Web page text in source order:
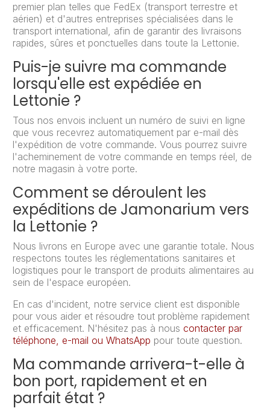
premier plan telles que FedEx (transport terrestre et
aérien) et d'autres entreprises spécialisées dans le
transport international, afin de garantir des livraisons
rapides, sûres et ponctuelles dans toute la Lettonie.
Puis-je suivre ma commande
lorsqu'elle est expédiée en
Lettonie ?
Tous nos envois incluent un numéro de suivi en ligne
que vous recevrez automatiquement par e-mail dès
l'expédition de votre commande. Vous pourrez suivre
l'acheminement de votre commande en temps réel, de
notre magasin à votre porte.
Comment se déroulent les
expéditions de Jamonarium vers
la Lettonie ?
Nous livrons en Europe avec une garantie totale. Nous
respectons toutes les réglementations sanitaires et
logistiques pour le transport de produits alimentaires au
sein de l'espace européen.
En cas d'incident, notre service client est disponible
pour vous aider et résoudre tout problème rapidement
et efficacement. N'hésitez pas à nous contacter par
téléphone, e-mail ou WhatsApp pour toute question.
Ma commande arrivera-t-elle à
bon port, rapidement et en
parfait état ?